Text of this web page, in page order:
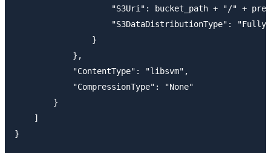
"S3Uri": bucket_path + "/" +
"S3DataDistributionType":
                }
            },
            "ContentType": "libsvm",
            "CompressionType": "None"
        }
    ]
}